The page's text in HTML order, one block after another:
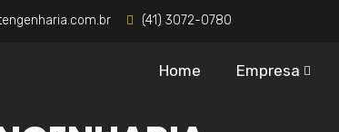
(41) 3072-0780
Home Empresa